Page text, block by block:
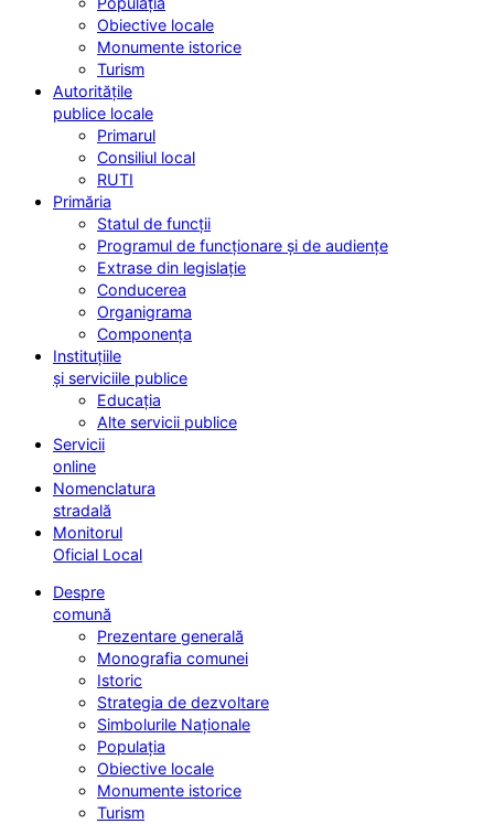
Obiective locale
Monumente istorice
Turism
Autoritățile
publice locale
Primarul
Consiliul local
RUTI
Primăria
Statul de funcții
Programul de funcționare și de audiențe
Extrase din legislație
Conducerea
Organigrama
Componența
Instituțiile
și serviciile publice
Educația
Alte servicii publice
Servicii
online
Nomenclatura
stradală
Monitorul
Oficial Local
Despre
comună
Prezentare generală
Monografia comunei
Istoric
Strategia de dezvoltare
Simbolurile Naționale
Populația
Obiective locale
Monumente istorice
Turism